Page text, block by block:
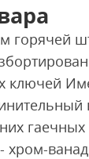
горячей
ключей